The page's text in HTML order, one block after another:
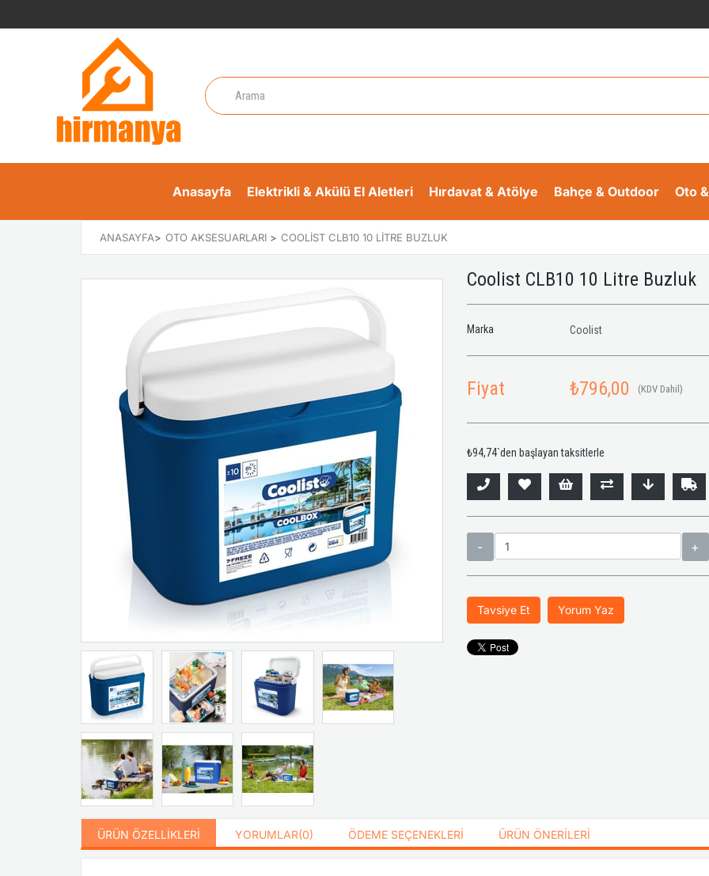
Anasayfa Elektrikli & Akülü El Aletleri Hırdavat & Atölye Bahçe & Outdoor Oto
ANASAYFA> OTO AKSESUARLARI > COOLIST CLB10 10 LITRE BUZLUK
Coolist CLB10 10 Litre Buzluk
Marka Coolist
Fiyat ₺796,00 (KDV Dahil)
₺94,74`den başlayan taksitlerle
Tavsiye Et Yorum Yaz
ÜRÜN ÖZELLIKLERI YORUMLAR(0) ÖDEME SEÇENEKLERI ÜRÜN ÖNERILERI